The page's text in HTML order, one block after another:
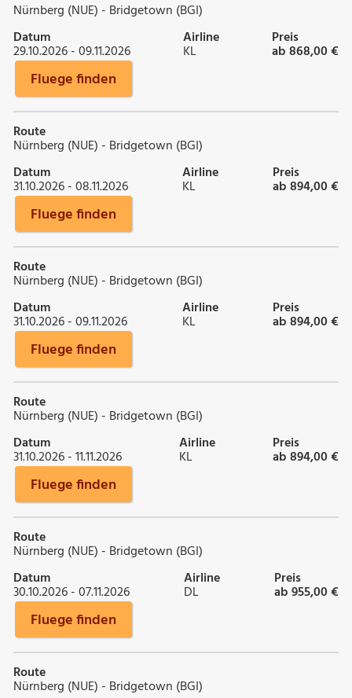
Nürnberg (NUE) - Bridgetown (BGI)
Datum
29.10.2026 - 09.11.2026
Airline
KL
Preis
ab 868,00 €
Fluege finden
Route
Nürnberg (NUE) - Bridgetown (BGI)
Datum
31.10.2026 - 08.11.2026
Airline
KL
Preis
ab 894,00 €
Fluege finden
Route
Nürnberg (NUE) - Bridgetown (BGI)
Datum
31.10.2026 - 09.11.2026
Airline
KL
Preis
ab 894,00 €
Fluege finden
Route
Nürnberg (NUE) - Bridgetown (BGI)
Datum
31.10.2026 - 11.11.2026
Airline
KL
Preis
ab 894,00 €
Fluege finden
Route
Nürnberg (NUE) - Bridgetown (BGI)
Datum
30.10.2026 - 07.11.2026
Airline
DL
Preis
ab 955,00 €
Fluege finden
Route
Nürnberg (NUE) - Bridgetown (BGI)